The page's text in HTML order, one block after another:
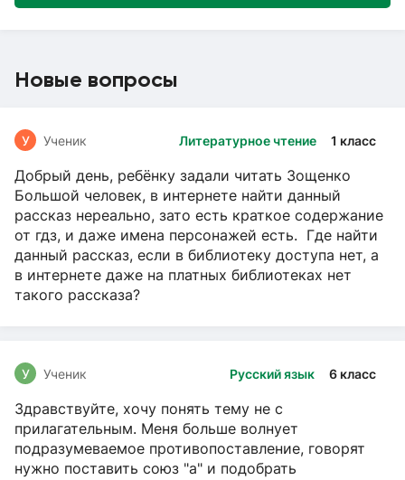
Новые вопросы
Литературное чтение 1 класс
У Ученик
Добрый день, ребёнку задали читать Зощенко
Большой человек, в интернете найти данный
рассказ нереально, зато есть краткое содержание
от гдз, и даже имена персонажей есть. Где найти
данный рассказ, если в библиотеку доступа нет, а
в интернете даже на платных библиотеках нет
такого рассказа?
Русский язык 6 класс
У Ученик
Здравствуйте, хочу понять тему не с
прилагательным. Меня больше волнует
подразумеваемое противопоставление, говорят
нужно поставить союз "а" и подобрать